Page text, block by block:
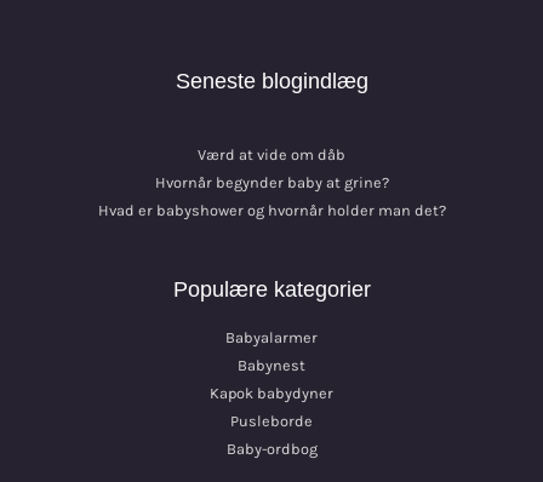
Seneste blogindlæg
Værd at vide om dåb
Hvornår begynder baby at grine?
Hvad er babyshower og hvornår holder man det?
Populære kategorier
Babyalarmer
Babynest
Kapok babydyner
Pusleborde
Baby-ordbog